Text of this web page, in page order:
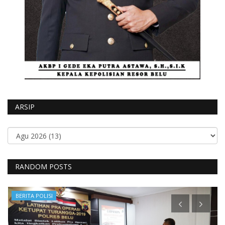
ARSIP
RANDOM POSTS
Giat Ops